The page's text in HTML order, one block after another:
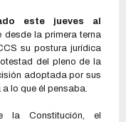
este jueves al
desde la primera terna
su postura jurídica
del pleno de la
adoptada por sus
lo que él pensaba.
la Constitución, el